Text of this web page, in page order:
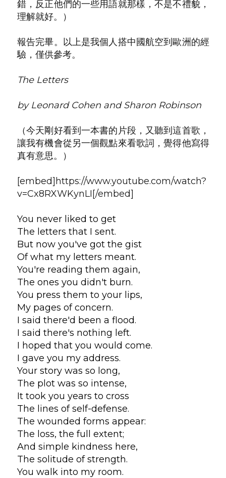
錯，反正他們的一些用語就那樣，不是不禮貌，
理解就好。）
報告完畢。以上是我個人搭中國航空到歐洲的經
驗，僅供參考。
The Letters
by Leonard Cohen and Sharon Robinson
（今天剛好看到一本書的片段，又聽到這首歌，
讓我有機會從另一個觀點來看歌詞，覺得他寫得
真有意思。）
[embed]https://www.youtube.com/watch?
v=Cx8RXWKynLI[/embed]
You never liked to get
The letters that I sent.
But now you've got the gist
Of what my letters meant.
You're reading them again,
The ones you didn't burn.
You press them to your lips,
My pages of concern.
I said there'd been a flood.
I said there's nothing left.
I hoped that you would come.
I gave you my address.
Your story was so long,
The plot was so intense,
It took you years to cross
The lines of self-defense.
The wounded forms appear:
The loss, the full extent;
And simple kindness here,
The solitude of strength.
You walk into my room.